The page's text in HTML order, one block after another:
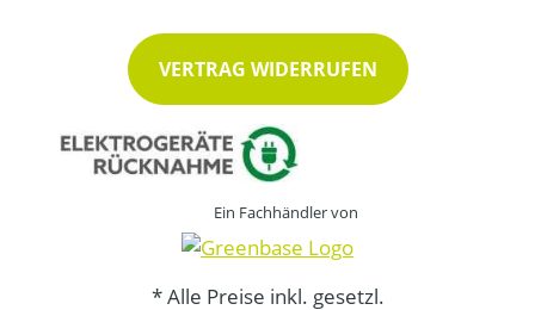
VERTRAG WIDERRUFEN
Ein Fachhändler von
* Alle Preise inkl. gesetzl.